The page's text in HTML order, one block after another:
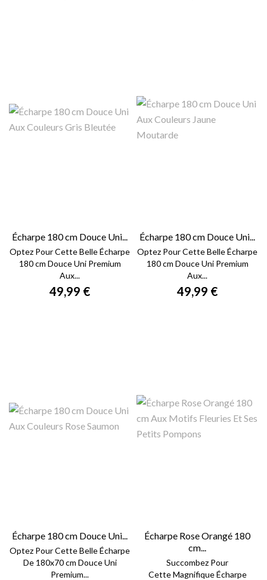
Écharpe 180 cm Douce Uni...
Optez Pour Cette Belle Écharpe
180 cm Douce Uni Premium
Aux...
49,99 €
Écharpe 180 cm Douce Uni...
Optez Pour Cette Belle Écharpe
180 cm Douce Uni Premium
Aux...
49,99 €
Écharpe 180 cm Douce Uni...
Optez Pour Cette Belle Écharpe
De 180x70 cm Douce Uni
Premium...
Écharpe Rose Orangé 180
cm...
Succombez Pour
Cette Magnifique Écharpe